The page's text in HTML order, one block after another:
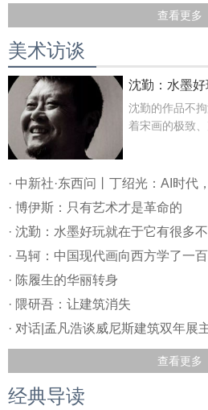
查看更多
美术访谈
沈勤的作品不
着宋画的极致
· 中新社·东西问丨丁绍光：AI时代
· 博伊斯：只有艺术才是革命的
· 沈勤：水墨好玩就在于它有很多
· 马轲：中国现代画向西方学了一
· 陈履生的华丽转身
· 隈研吾：让建筑消失
· 对话|孟凡浩谈威尼斯建筑双年展
查看更多
经典导读